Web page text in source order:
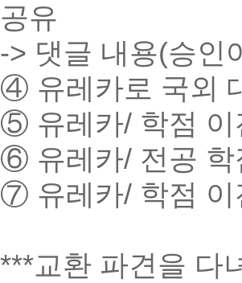
공유
-> 댓글 내용(승인
④ 유레카로 국외
⑤ 유레카/ 학점 이
⑥ 유레카/ 전공 학
⑦ 유레카/ 학점 이
***교환 파견을 다